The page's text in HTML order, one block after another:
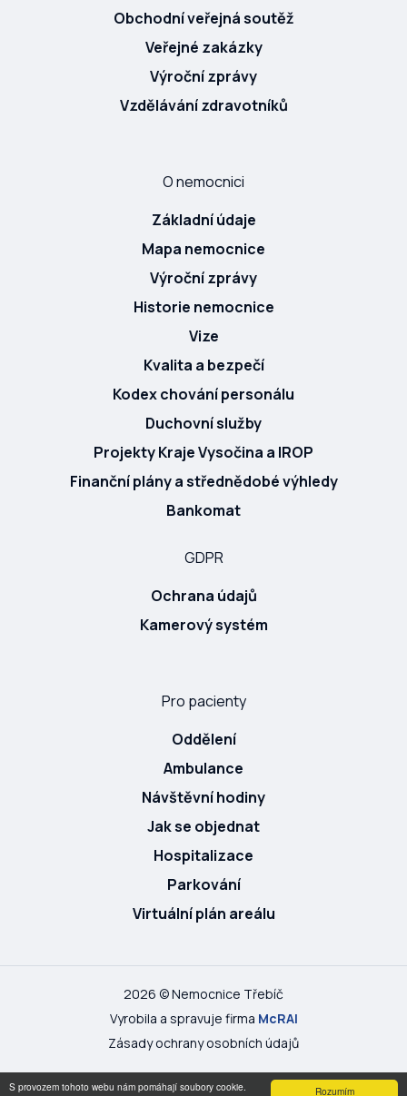
Rozumím
S provozem tohoto webu nám pomáhají soubory cookie.
Obchodní veřejná soutěž
Veřejné zakázky
Výroční zprávy
Vzdělávání zdravotníků
O nemocnici
Základní údaje
Mapa nemocnice
Výroční zprávy
Historie nemocnice
Vize
Kvalita a bezpečí
Kodex chování personálu
Duchovní služby
Projekty Kraje Vysočina a IROP
Finanční plány a střednědobé výhledy
Bankomat
GDPR
Ochrana údajů
Kamerový systém
Pro pacienty
Oddělení
Ambulance
Návštěvní hodiny
Jak se objednat
Hospitalizace
Parkování
Virtuální plán areálu
2026 © Nemocnice Třebíč
Vyrobila a spravuje firma McRAI
Zásady ochrany osobních údajů